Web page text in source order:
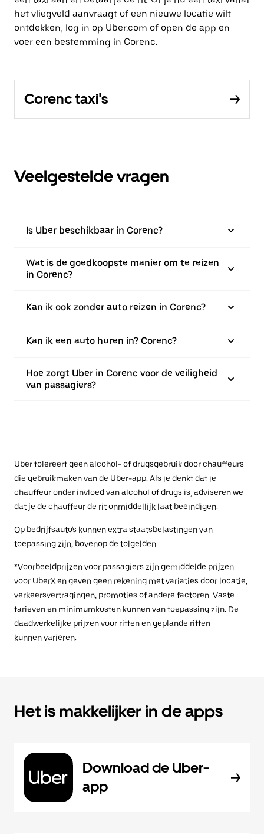
het vliegveld aanvraagt of een nieuwe locatie wilt
ontdekken, log in op Uber.com of open de app en
voer een bestemming in Corenc.
Corenc taxi's
Veelgestelde vragen
Is Uber beschikbaar in Corenc?
Wat is de goedkoopste manier om te reizen
in Corenc?
Kan ik ook zonder auto reizen in Corenc?
Kan ik een auto huren in? Corenc?
Hoe zorgt Uber in Corenc voor de veiligheid
van passagiers?
Uber tolereert geen alcohol- of drugsgebruik door chauffeurs
die gebruikmaken van de Uber-app. Als je denkt dat je
chauffeur onder invloed van alcohol of drugs is, adviseren we
dat je de chauffeur de rit onmiddellijk laat beëindigen.
Op bedrijfsauto's kunnen extra staatsbelastingen van
toepassing zijn, bovenop de tolgelden.
*Voorbeeldprijzen voor passagiers zijn gemiddelde prijzen
voor UberX en geven geen rekening met variaties door locatie,
verkeersvertragingen, promoties of andere factoren. Vaste
tarieven en minimumkosten kunnen van toepassing zijn. De
daadwerkelijke prijzen voor ritten en geplande ritten
kunnen variëren.
Het is makkelijker in de apps
Download de Uber-
app